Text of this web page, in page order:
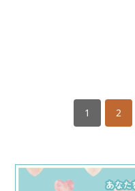
1 2